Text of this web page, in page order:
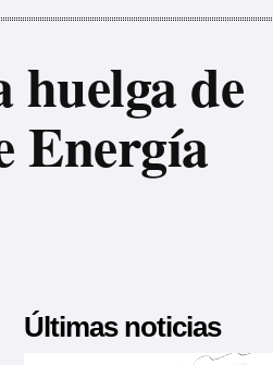
de
Energía
Últimas noticias